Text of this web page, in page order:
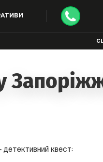
детективний квест: